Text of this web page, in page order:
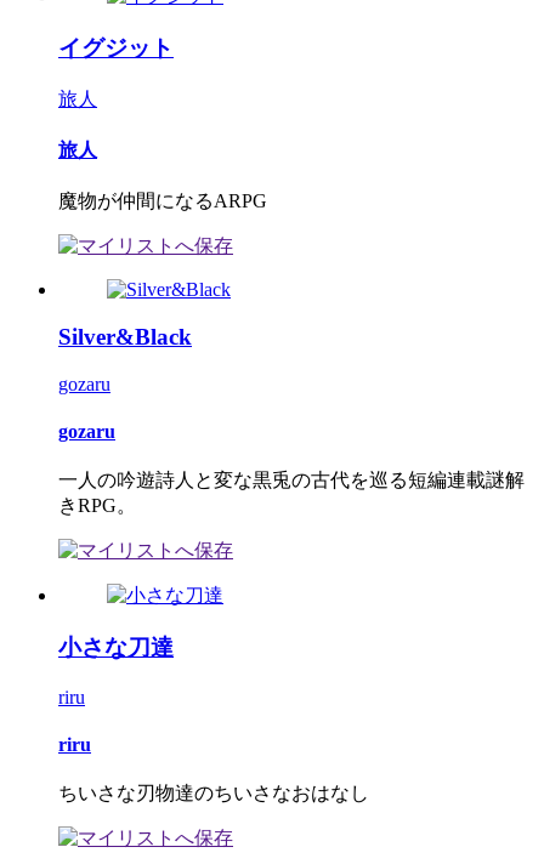
イグジット
旅人
旅人
魔物が仲間になるARPG
Silver&Black
gozaru
gozaru
一人の吟遊詩人と変な黒兎の古代を巡る短編連載謎解
きRPG。
小さな刀達
riru
riru
ちいさな刃物達のちいさなおはなし